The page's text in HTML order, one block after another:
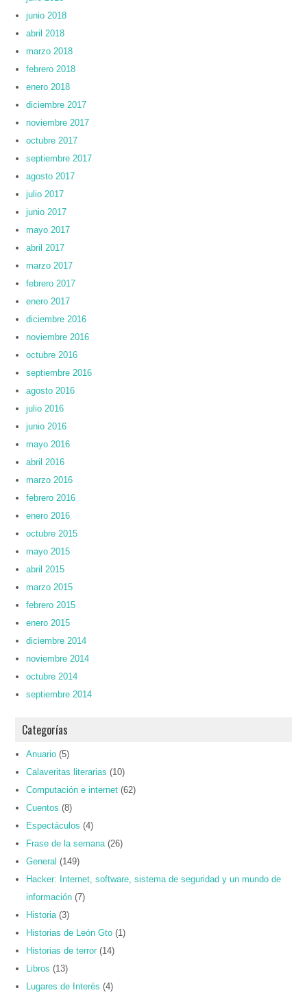
junio 2018
abril 2018
marzo 2018
febrero 2018
enero 2018
diciembre 2017
noviembre 2017
octubre 2017
septiembre 2017
agosto 2017
julio 2017
junio 2017
mayo 2017
abril 2017
marzo 2017
febrero 2017
enero 2017
diciembre 2016
noviembre 2016
octubre 2016
septiembre 2016
agosto 2016
julio 2016
junio 2016
mayo 2016
abril 2016
marzo 2016
febrero 2016
enero 2016
octubre 2015
mayo 2015
abril 2015
marzo 2015
febrero 2015
enero 2015
diciembre 2014
noviembre 2014
octubre 2014
septiembre 2014
Categorías
Anuario (5)
Calaveritas literarias (10)
Computación e internet (62)
Cuentos (8)
Espectáculos (4)
Frase de la semana (26)
General (149)
Hacker: Internet, software, sistema de seguridad y un mundo de
información (7)
Historia (3)
Historias de León Gto (1)
Historias de terror (14)
Libros (13)
Lugares de Interés (4)